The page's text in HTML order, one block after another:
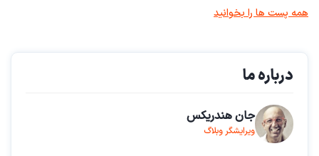
همه پست ها را بخوانید
درباره ما
جان هندریکس
ویرایشگر وبلاگ